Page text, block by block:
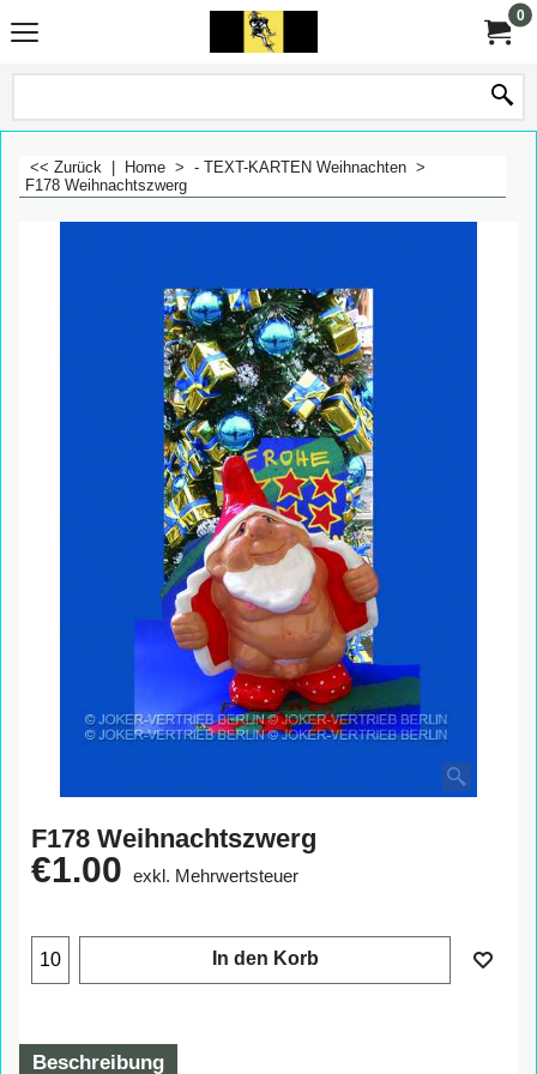
0
<< Zurück Home > - TEXT-KARTEN Weihnachten >
F178 Weihnachtszwerg
F178 Weihnachtszwerg
€1.00 exkl. Mehrwertsteuer
In den Korb
Beschreibung